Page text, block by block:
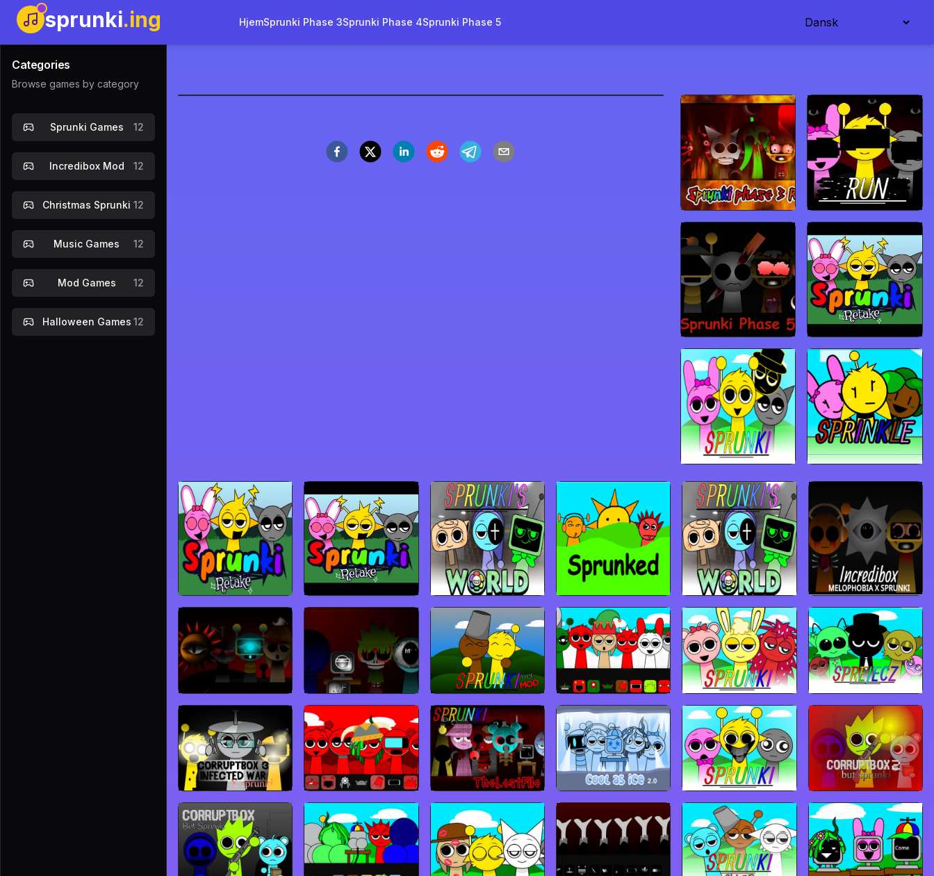
sprunki.ing HjemSprunki Phase 3Sprunki Phase 4Sprunki Phase 5
Categories
Browse games by category
Sprunki Games 12
Incredibox Mod 12
Christmas Sprunki 12
Music Games 12
Mod Games 12
Halloween Games 12
Spil nu